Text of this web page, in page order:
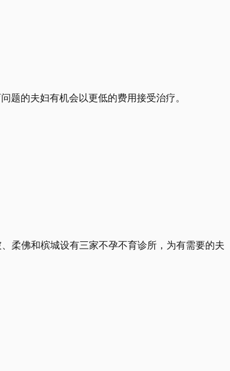
题的夫妇有机会以更低的费用接受治疗。
柔佛和槟城设有三家不孕不育诊所，为有需要的夫